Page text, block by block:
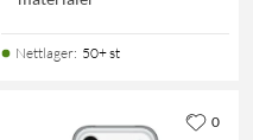
Nettlager: 50+ st
0